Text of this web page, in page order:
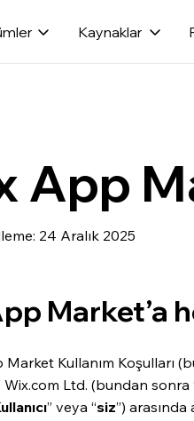
Kaynaklar
App
24 Aralık 2025
Market’a
Kullanım Koşulları
Wix.com Ltd. (bundan sonra
” veya “siz”)